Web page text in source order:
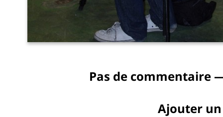
Pas de commentaire
Ajouter